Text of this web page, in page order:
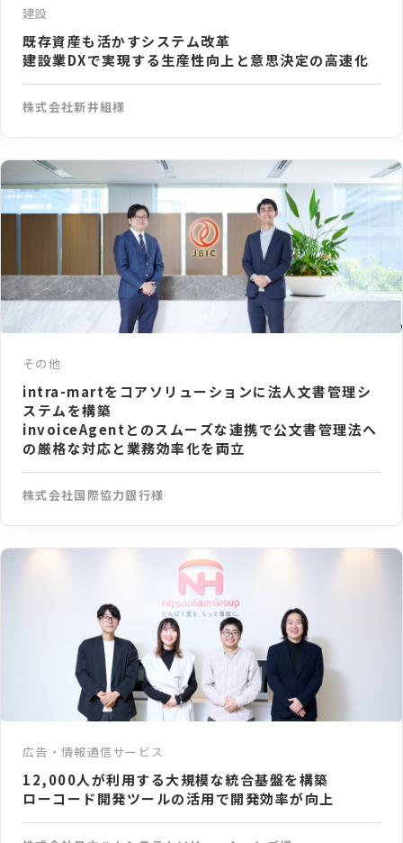
建設
既存資産も活かすシステム改革
建設業DXで実現する生産性向上と意思決定の高速化
株式会社新井組様
その他
intra-martをコアソリューションに法⼈⽂書管理シ
ステムを構築
invoiceAgentとのスムーズな連携で公⽂書管理法へ
の厳格な対応と業務効率化を両⽴
株式会社国際協力銀行様
広告・情報通信サービス
12,000人が利用する大規模な統合基盤を構築
ローコード開発ツールの活用で開発効率が向上